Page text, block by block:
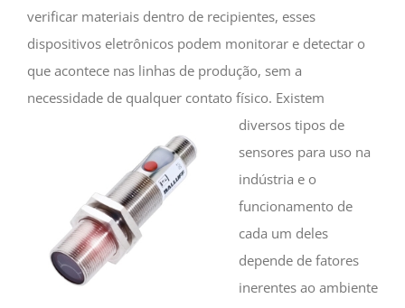
verificar materiais dentro de recipientes, esses
dispositivos eletrônicos podem monitorar e detectar o
que acontece nas linhas de produção, sem a
necessidade de qualquer contato físico. Existem
diversos tipos de
sensores para uso na
indústria e o
funcionamento de
cada um deles
depende de fatores
inerentes ao ambiente